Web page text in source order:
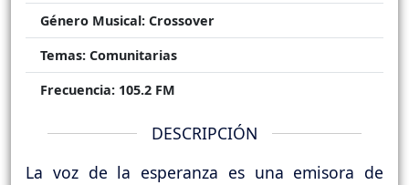
Género Musical: Crossover
Temas: Comunitarias
Frecuencia: 105.2 FM
DESCRIPCIÓN
La voz de la esperanza es una emisora de